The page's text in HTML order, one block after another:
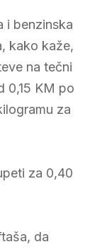
i benzinska
kako kaže,
na tečni
0,15 KM po
za
za 0,40
da